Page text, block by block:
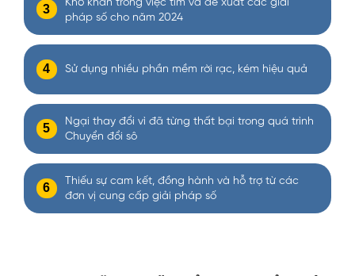
Sử dụng nhiều phần mềm rời rạc, kém hiệu quả
4
Ngại thay đổi vì đã từng thất bại trong quá trình
Chuyển đổi sô
5
Thiếu sự cam kết, đồng hành và hỗ trợ từ các
đơn vị cung cấp giải pháp số
6
Khó khăn trong việc tìm và đề xuất các giải
pháp số cho năm 2024
3